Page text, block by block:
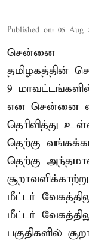
Published on: 05 Aug
சென்னை
தமிழகத்தின்
9
என சென்னை
தெரிவித்து
தெற்கு
தெற்கு
மீட்டர்
மீட்டர்
பகுதிகளில்